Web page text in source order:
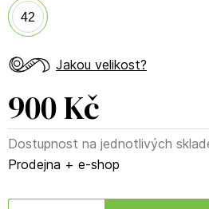
42
Jakou velikost?
900 Kč
Dostupnost na jednotlivých
Prodejna + e-shop